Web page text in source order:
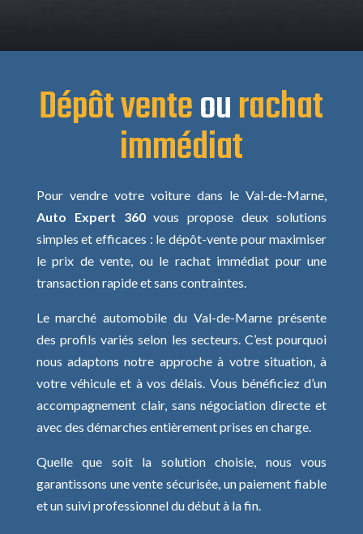
Dépôt venteourachat
immédiat
Pour vendre votre voiture dans le Val-de-Marne,
Auto Expert 360vous propose deux solutions
simples et efficaces : le dépôt-vente pour maximiser
le prix de vente, ou le rachat immédiat pour une
transaction rapide et sans contraintes.
Le marché automobile du Val-de-Marne présente
des profils variés selon les secteurs. C’est pourquoi
nous adaptons notre approche à votre situation, à
votre véhicule et à vos délais. Vous bénéficiez d’un
accompagnement clair, sans négociation directe et
avec des démarches entièrement prises en charge.
Quelle que soit la solution choisie, nous vous
garantissons une vente sécurisée, un paiement fiable
et un suivi professionnel du début à la fin.